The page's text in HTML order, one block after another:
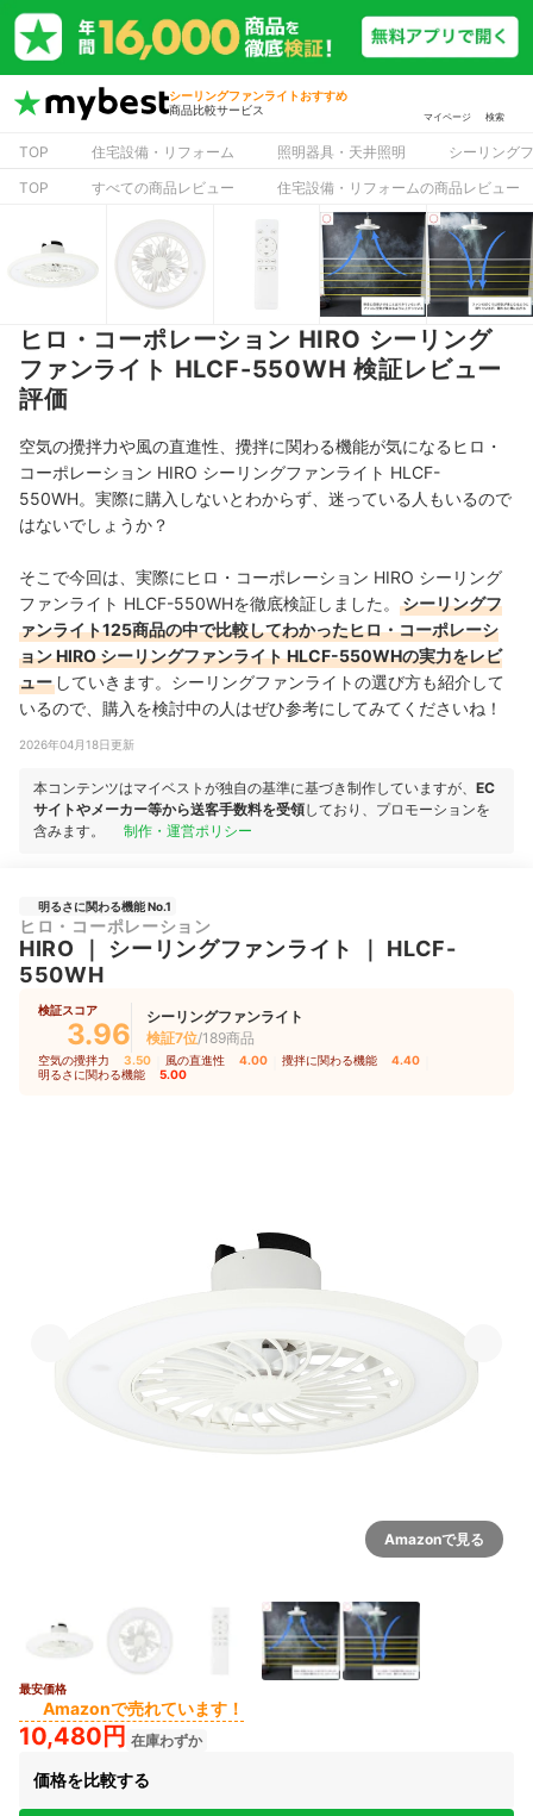
シーリングファンライトおすすめ
商品比較サービス
マイページ 検索
TOP 住宅設備・リフォーム 照明器具・天井照明
シーリング
TOP
すべての商品レビュー 住宅設備・リフォームの商品レビュー
ヒロ・コーポレーション HIRO シーリング
ファンライト HLCF-550WH 検証レビュー
評価
空気の攪拌力や風の直進性、攪拌に関わる機能が気になるヒロ・
コーポレーション HIRO シーリングファンライト HLCF-
550WH。実際に購入しないとわからず、迷っている人もいるので
はないでしょうか？
そこで今回は、実際にヒロ・コーポレーション HIRO シーリング
ファンライト HLCF-550WHを徹底検証しました。
シーリングフ
ァンライト125商品の中で比較してわかったヒロ・コーポレーシ
ョン HIRO シーリングファンライト HLCF-550WHの実力をレビ
ュー していきます。シーリングファンライトの選び方も紹介して
いるので、購入を検討中の人はぜひ参考にしてみてくださいね！
2026年04月18日更新
本コンテンツはマイベストが独自の基準に基づき制作していますが、 EC
サイトやメーカー等から送客手数料を受領しており、プロモーションを
含みます。
制作・運営ポリシー
明るさに関わる機能 No.1
ヒロ・コーポレーション
HIRO シーリングファンライト
HLCF-
550WH
検証スコア
3.96
シーリングファンライト
検証7位/189商品
空気の攪拌力 3.50 風の直進性 4.00 攪拌に関わる機能 4.40
明るさに関わる機能 5.00
Amazonで見る
最安価格
Amazonで売れています！
10,480円 在庫わずか
価格を比較する